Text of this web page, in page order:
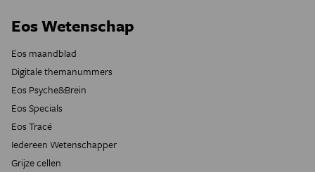
Eos Wetenschap
Eos maandblad
Digitale themanummers
Eos Psyche&Brein
Eos Specials
Eos Tracé
Iedereen Wetenschapper
Grijze cellen